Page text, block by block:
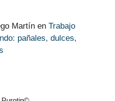
Martín en Trabajo
pañales, dulces,